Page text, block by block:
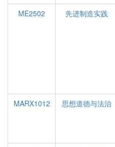
ME2502
先进制造实践
MARX1012
思想道德与法治